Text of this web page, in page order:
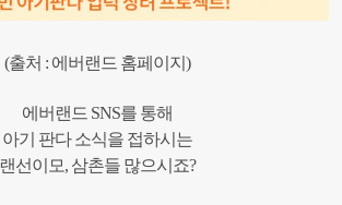
(출처 : 에버랜드 홈페이지)
에버랜드 SNS를 통해
아기 판다 소식을 접하시는
랜선이모, 삼촌들 많으시죠?